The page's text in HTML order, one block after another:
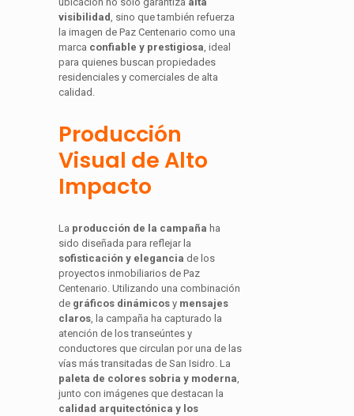
visibilidad , sino que también refuerza
la imagen de Paz Centenario como una
marca confiable y prestigiosa , ideal
para quienes buscan propiedades
residenciales y comerciales de alta
calidad.
Producción
Visual de Alto
Impacto
La producción de la campaña ha
sido diseñada para reflejar la
sofisticación y elegancia de los
proyectos inmobiliarios de Paz
Centenario. Utilizando una combinación
de gráficos dinámicos y mensajes
claros , la campaña ha capturado la
atención de los transeúntes y
conductores que circulan por una de las
vías más transitadas de San Isidro. La
paleta de colores sobria y moderna
junto con imágenes que destacan la
calidad arquitectónica y los